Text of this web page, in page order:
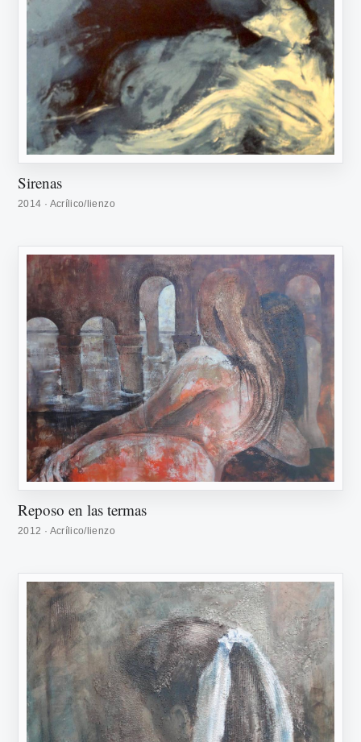
Sirenas
2014 · Acrílico/lienzo
Reposo en las termas
2012 · Acrílico/lienzo